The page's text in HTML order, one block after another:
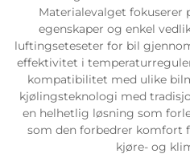
Materialevalget fokuserer
egenskaper og enkel
luftingseteseter for bil
effektivitet i
kompatibilitet med ulike
kjølingsteknologi med
en helhetlig løsning som
som den forbedrer komfort
kjøre- og